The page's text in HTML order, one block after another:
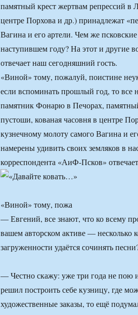
памятный крест жертвам репрессий в
центре Порхова и др.) принадлежат
Вагина и его артели. Чем же
наступившем году? На этот и другие
отвечает наш сегодняшний гость.
«Виной» тому, пожалуй, поистине
если вспоминать прошлый год, то все
памятник Фонарю в Печорах,
пустоши, кованая часовня в центре
кузнечному молоту самого Вагина и
намерены удивить своих земляков в
корреспондента «АиФ-Псков»
«Виной» тому, пожа
— Евгений, все знают, что ко всему
вашем авторском активе — несколько
загруженности удаётся сочинять
— Честно скажу: уже три года не пою
решил построить себе кузницу, где
художественные заказы, то ещё